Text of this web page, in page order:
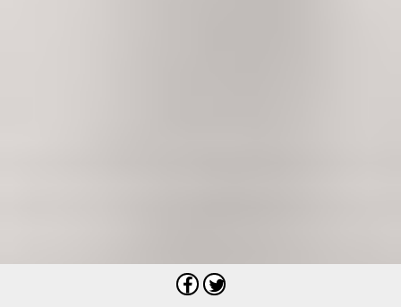
Fotografer
Pradita Utama